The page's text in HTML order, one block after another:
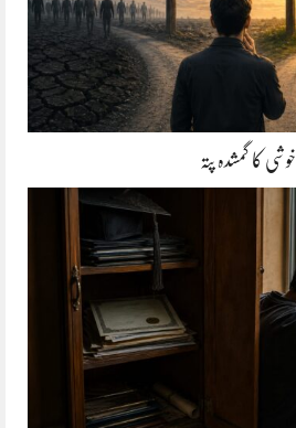
خوشی کا گمشدہ پتہ